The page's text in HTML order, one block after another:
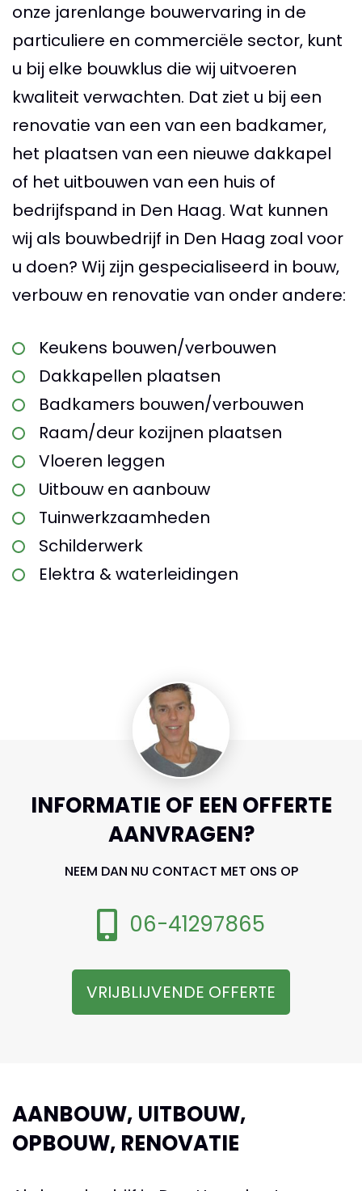
onze jarenlange bouwervaring in de
particuliere en commerciële sector, kunt
u bij elke bouwklus die wij uitvoeren
kwaliteit verwachten. Dat ziet u bij een
renovatie van een van een badkamer,
het plaatsen van een nieuwe dakkapel
of het uitbouwen van een huis of
bedrijfspand in Den Haag. Wat kunnen
wij als bouwbedrijf in Den Haag zoal voor
u doen? Wij zijn gespecialiseerd in bouw,
verbouw en renovatie van onder andere:
Keukens bouwen/verbouwen
Dakkapellen plaatsen
Badkamers bouwen/verbouwen
Raam/deur kozijnen plaatsen
Vloeren leggen
Uitbouw en aanbouw
Tuinwerkzaamheden
Schilderwerk
Elektra & waterleidingen
INFORMATIE OF EEN OFFERTE
AANVRAGEN?
NEEM DAN NU CONTACT MET ONS OP
06-41297865
VRIJBLIJVENDE OFFERTE
AANBOUW, UITBOUW,
OPBOUW, RENOVATIE